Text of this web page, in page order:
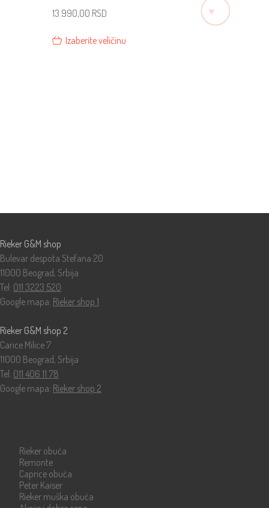
13.990,00 RSD
Izaberite veličinu
Rieker G&M shop
Bulevar despota Stefana 20
11000 Beograd, Srbija
Tel: 011 3223 520
Google mapa: Rieker shop 1
Rieker G&M shop 2
Carice Milice 7
11000 Beograd, Srbija
Tel: 011 406 11 78
Google mapa: Rieker shop 2
Rieker obuća
Remonte
Caprice obuća
Peter Kaiser
Rieker muška obuća